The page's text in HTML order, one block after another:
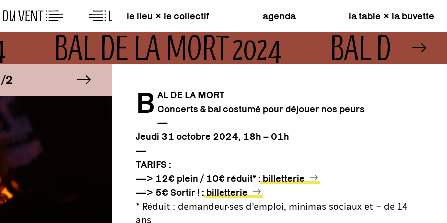
le lieu × le collectif agenda la table × la buvette
BAL DE LA MORT 2024 BAL DE
B AL DE LA MORT
Concerts & bal costumé pour déjouer nos peurs
—
Jeudi 31 octobre 2024, 18h – 01h
—
TARIFS :
—> 12€ plein / 10€ réduit* : billetterie
—> 5€ Sortir ! : billetterie
* Réduit : demandeur·ses d’emploi, minimas sociaux et – de 14
ans
IMAGE
1/2